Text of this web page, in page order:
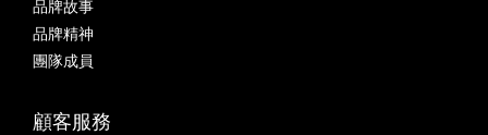
品牌故事
品牌精神
團隊成員
顧客服務